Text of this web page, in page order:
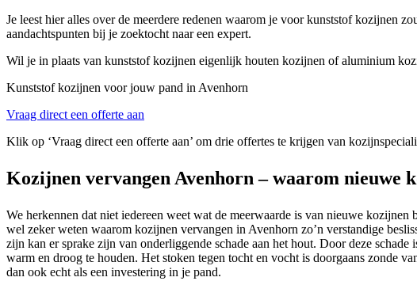
Je leest hier alles over de meerdere redenen waarom je voor kunststof kozijnen
aandachtspunten bij je zoektocht naar een expert.
Wil je in plaats van kunststof kozijnen eigenlijk houten kozijnen of aluminium
Kunststof kozijnen voor jouw pand in Avenhorn
Vraag direct een offerte aan
Klik op ‘Vraag direct een offerte aan’ om drie offertes te krijgen van
Kozijnen vervangen Avenhorn – waarom nieuwe
We herkennen dat niet iedereen weet wat de meerwaarde is van nieuwe
wel zeker weten waarom kozijnen vervangen in Avenhorn zo’n verstandige
zijn kan er sprake zijn van onderliggende schade aan het hout. Door deze
warm en droog te houden. Het stoken tegen tocht en vocht is doorgaans zonde
dan ook echt als een investering in je pand.